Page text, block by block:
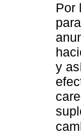
Por
y